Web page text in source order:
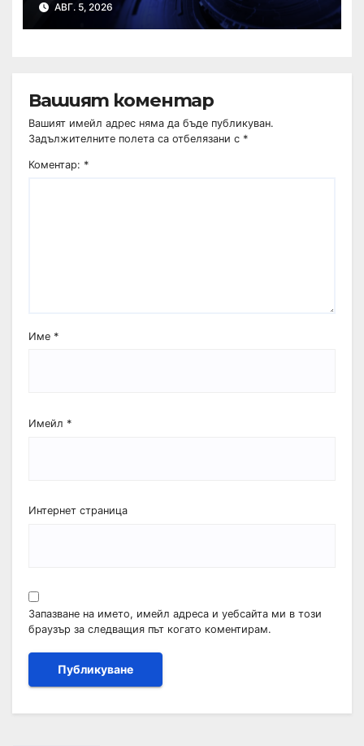
АВГ. 5, 2026
Вашият коментар
Вашият имейл адрес няма да бъде публикуван.
Задължителните полета са отбелязани с *
Коментар: *
Име *
Имейл *
Интернет страница
Запазване на името, имейл адреса и уебсайта ми в този
браузър за следващия път когато коментирам.